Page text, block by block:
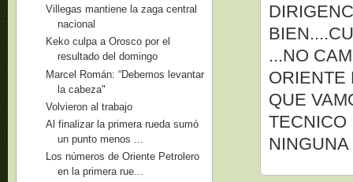
...NO
ORIENTE
QUE
TECNICO
NINGUNA
Villegas mantiene la zaga central
nacional
Keko culpa a Orosco por el
resultado del domingo
Marcel Román: “Debemos levantar
la cabeza"
Volvieron al trabajo
Al finalizar la primera rueda sumó
un punto menos ...
Los números de Oriente Petrolero
en la primera rue...